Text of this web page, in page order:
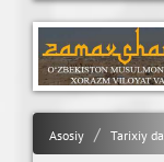
Asosiy Tarixiy